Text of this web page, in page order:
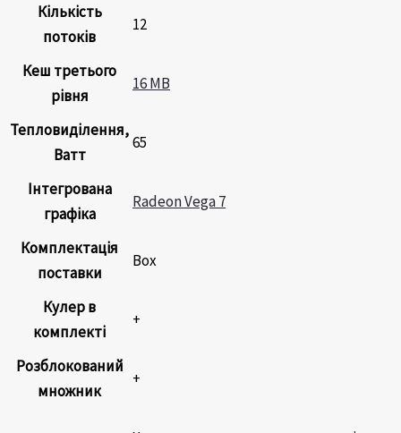
Кількість
потоків
12
Кеш третього
рівня
16 MB
Тепловиділення,
Ватт
65
Інтегрована
графіка
Radeon Vega 7
Комплектація
поставки
Box
Кулер в
комплекті
+
Розблокований
множник
+